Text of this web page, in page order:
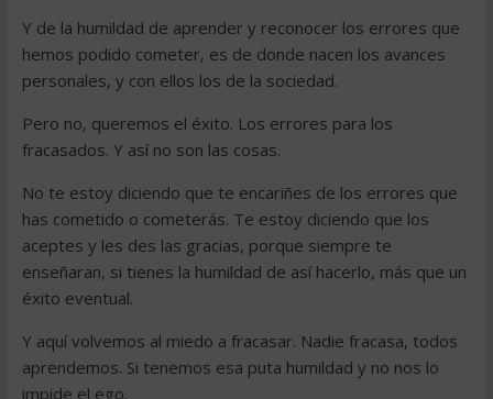
Y de la humildad de aprender y reconocer los errores que
hemos podido cometer, es de donde nacen los avances
personales, y con ellos los de la sociedad.
Pero no, queremos el éxito. Los errores para los
fracasados. Y así no son las cosas.
No te estoy diciendo que te encariñes de los errores que
has cometido o cometerás. Te estoy diciendo que los
aceptes y les des las gracias, porque siempre te
enseñaran, si tienes la humildad de así hacerlo, más que un
éxito eventual.
Y aquí volvemos al miedo a fracasar. Nadie fracasa, todos
aprendemos. Si tenemos esa puta humildad y no nos lo
impide el ego.